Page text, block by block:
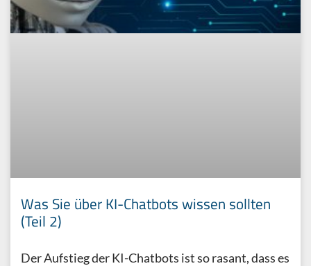
Was Sie über KI-Chatbots wissen sollten
(Teil 2)
Der Aufstieg der KI-Chatbots ist so rasant, dass es